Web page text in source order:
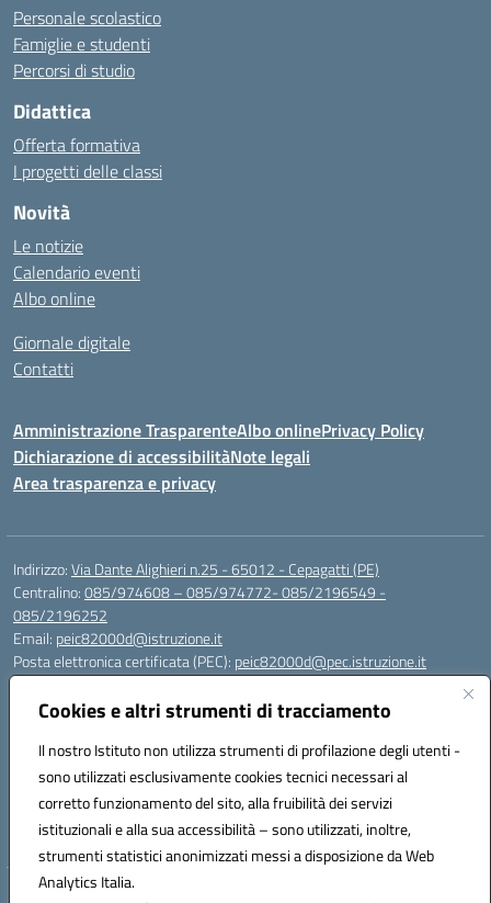
Cookies e altri strumenti di tracciamento
Il nostro Istituto non utilizza strumenti di profilazione degli utenti -
sono utilizzati esclusivamente cookies tecnici necessari al
corretto funzionamento del sito, alla fruibilità dei servizi
istituzionali e alla sua accessibilità – sono utilizzati, inoltre,
strumenti statistici anonimizzati messi a disposizione da Web
Analytics Italia.
Personale scolastico
Famiglie e studenti
Percorsi di studio
Didattica
Offerta formativa
I progetti delle classi
Novità
Le notizie
Calendario eventi
Albo online
Giornale digitale
Contatti
Amministrazione TrasparenteAlbo onlinePrivacy Policy
Dichiarazione di accessibilitàNote legali
Area trasparenza e privacy
Indirizzo:Via Dante Alighieri n.25 - 65012 - Cepagatti (PE)
Centralino:085/974608 – 085/974772- 085/2196549 -
085/2196252
Email: peic82000d@istruzione.it
Posta elettronica certificata (PEC): peic82000d@pec.istruzione.it
Codice fiscale: 91100590685
Codice meccanografico: PEIC82000D
Codice Indice delle Pubbliche Amministrazioni (IPA): istsc_peic82000d
Codice unico di fatturazione (CUF): UFYS5I
Sede provvisoria dell'Istituto Comprensivo Cepagatti
Via Elsa Morante, 12 - 65012 - Villareia (PE)